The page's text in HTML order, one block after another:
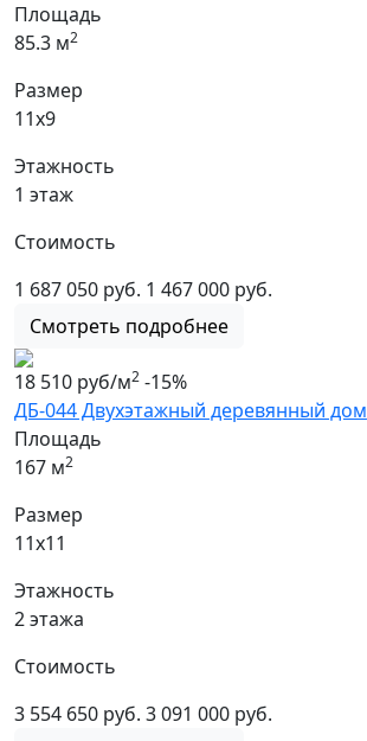
Площадь
85.3 м2
Размер
11х9
Этажность
1 этаж
Стоимость
1 687 050 руб. 1 467 000 руб.
Смотреть подробнее
18 510 руб/м2 -15%
ДБ-044 Двухэтажный деревянный дом
Площадь
167 м2
Размер
11х11
Этажность
2 этажа
Стоимость
3 554 650 руб. 3 091 000 руб.